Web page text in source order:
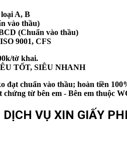
A, B
vào thầu)
(Chuẩn vào thầu)
9001, CFS
tờ khai.
TỐT, SIÊU NHANH
đạt chuẩn vào thầu; hoàn tiền
chứng từ bên em - Bên em thuộc
VỤ XIN GIẤY